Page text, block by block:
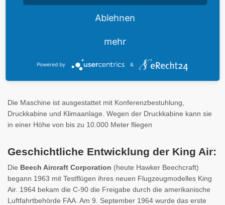
Wirtschaftlichkeit aus.
erfolgreichste Design eines Geschäftsreiseflugzeuges im Jetprop
umfangreich modernisiert umneue Maßstäbe in der
Die Maschine ist ausgestattet mit Konferenzbestuhlung,
Druckkabine und Klimaanlage. Wegen der Druckkabine kann sie
in einer Höhe von bis zu 10.000 Meter fliegen
Geschichtliche Entwicklung der King Air:
Die Beech Aircraft Corporation (heute Hawker Beechcraft)
begann 1963 mit Testflügen ihres neuen Flugzeugmodelles King
Air. 1964 bekam die C-90 die Freigabe durch die amerikanische
Luftfahrtbehörde FAA. Am 9. September 1964 wurde das erste
Ablehnen
mehr
Powered by &